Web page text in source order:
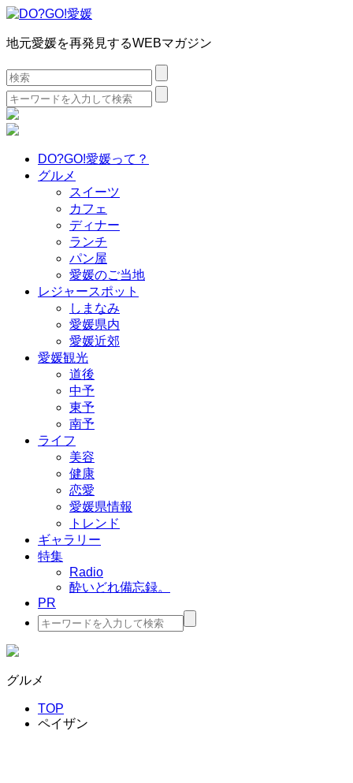
地元愛媛を再発見するWEBマガジン
検
索:
検
索:
DO?GO!愛媛って？
グルメ
スイーツ
カフェ
ディナー
ランチ
パン屋
愛媛のご当地
レジャースポット
しまなみ
愛媛県内
愛媛近郊
愛媛観光
道後
中予
東予
南予
ライフ
美容
健康
恋愛
愛媛県情報
トレンド
ギャラリー
特集
Radio
酔いどれ備忘録。
PR
検
索:
グルメ
TOP
ペイザン